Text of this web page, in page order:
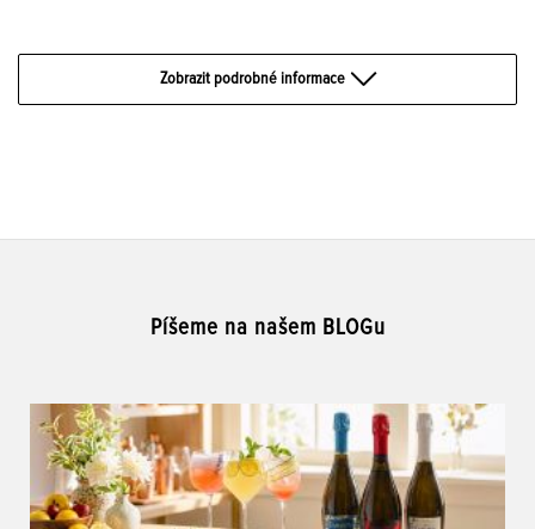
Zobrazit podrobné informace
Píšeme na našem BLOGu